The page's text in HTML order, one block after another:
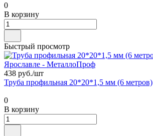
0
В корзину
Быстрый просмотр
438 руб./шт
Труба профильная 20*20*1,5 мм (6 метров)
0
В корзину